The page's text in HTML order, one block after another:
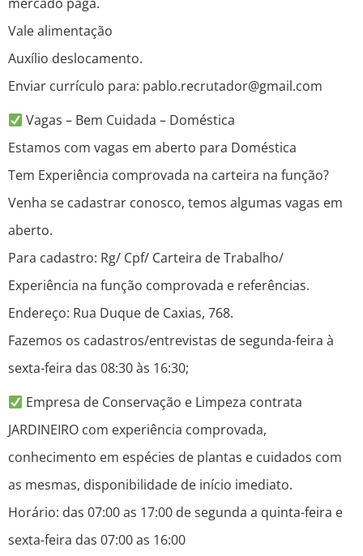
Vale alimentação
Auxílio deslocamento.
Enviar currículo para: pablo.recrutador@gmail.com
Vagas – Bem Cuidada – Doméstica
Estamos com vagas em aberto para Doméstica
Tem Experiência comprovada na carteira na função?
Venha se cadastrar conosco, temos algumas vagas em
aberto.
Para cadastro: Rg/ Cpf/ Carteira de Trabalho/
Experiência na função comprovada e referências.
Endereço: Rua Duque de Caxias, 768.
Fazemos os cadastros/entrevistas de segunda-feira à
sexta-feira das 08:30 às 16:30;
Empresa de Conservação e Limpeza contrata
JARDINEIRO com experiência comprovada,
conhecimento em espécies de plantas e cuidados com
as mesmas, disponibilidade de início imediato.
Horário: das 07:00 as 17:00 de segunda a quinta-feira e
sexta-feira das 07:00 as 16:00